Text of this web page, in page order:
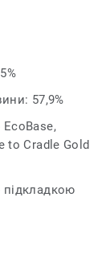
Завдяки
що
кольори,
безліч
з нашою
переробці,
програмою
для
57,9%
to Cradle Gold
підкладкою